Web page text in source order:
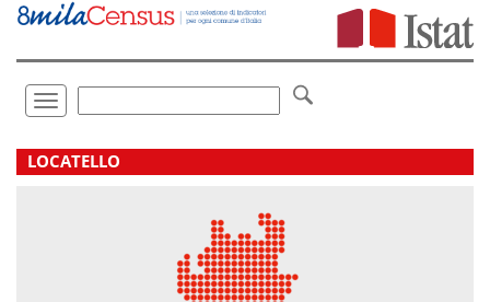
Vai
direttamente
Toggle
navigation
LOCATELLO